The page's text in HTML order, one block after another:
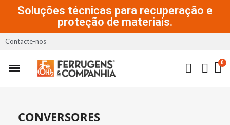
Soluções técnicas para recuperação e
proteção de materiais.
Contacte-nos
CONVERSORES